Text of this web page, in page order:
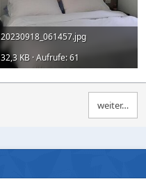
20230918_061457.jpg
32,3 KB · Aufrufe: 61
weiter…